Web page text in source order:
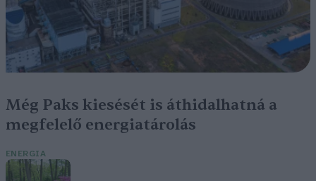
Még Paks kiesését is áthidalhatná a
megfelelő energiatárolás
ENERGIA